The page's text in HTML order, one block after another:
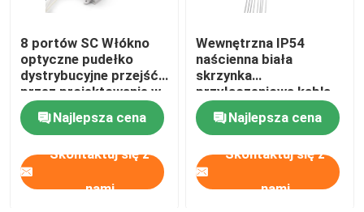
Zestawy do montażu kabli
Kabel AOC
Kabel DAC
8 portów SC Włókno
optyczne pudełko
dystrybucyjne przejść
przez projektowanie w
FTTH GPON CATV
Najlepsza cena
Skontaktuj się z
nami
Wewnętrzna IP54
naścienna biała
skrzynka
przyłączeniowa kabla
światłowodowego
FTTH Mini Compact 8-
żyłowy adapter SC
Najlepsza cena
Skontaktuj się z
nami